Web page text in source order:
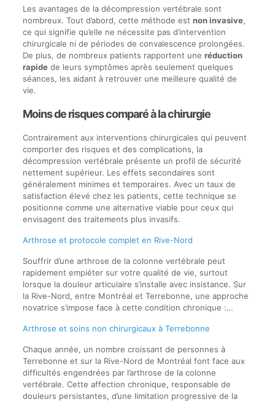
Les avantages de la décompression vertébrale sont
nombreux. Tout d’abord, cette méthode est non invasive,
ce qui signifie qu’elle ne nécessite pas d’intervention
chirurgicale ni de périodes de convalescence prolongées.
De plus, de nombreux patients rapportent une réduction
rapidede leurs symptômes après seulement quelques
séances, les aidant à retrouver une meilleure qualité de
vie.
Moins de risques comparé à la chirurgie
Contrairement aux interventions chirurgicales qui peuvent
comporter des risques et des complications, la
décompression vertébrale présente un profil de sécurité
nettement supérieur. Les effets secondaires sont
généralement minimes et temporaires. Avec un taux de
satisfaction élevé chez les patients, cette technique se
positionne comme une alternative viable pour ceux qui
envisagent des traitements plus invasifs.
Arthrose et protocole complet en Rive-Nord
Souffrir d’une arthrose de la colonne vertébrale peut
rapidement empiéter sur votre qualité de vie, surtout
lorsque la douleur articulaire s’installe avec insistance. Sur
la Rive-Nord, entre Montréal et Terrebonne, une approche
novatrice s’impose face à cette condition chronique :…
Arthrose et soins non chirurgicaux à Terrebonne
Chaque année, un nombre croissant de personnes à
Terrebonne et sur la Rive-Nord de Montréal font face aux
difficultés engendrées par l’arthrose de la colonne
vertébrale. Cette affection chronique, responsable de
douleurs persistantes, d’une limitation progressive de la